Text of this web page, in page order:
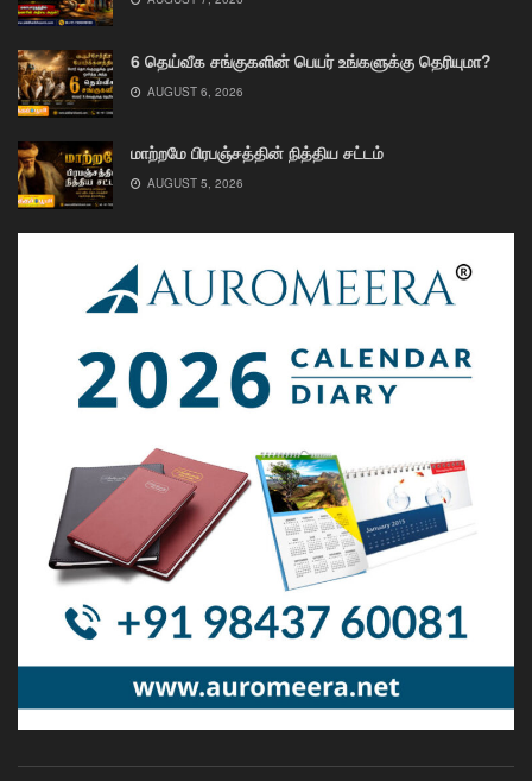
6 தெய்வீக சங்குகளின் பெயர் உங்களுக்கு தெரியுமா?
AUGUST 6, 2026
மாற்றமே பிரபஞ்சத்தின் நித்திய சட்டம்
AUGUST 5, 2026